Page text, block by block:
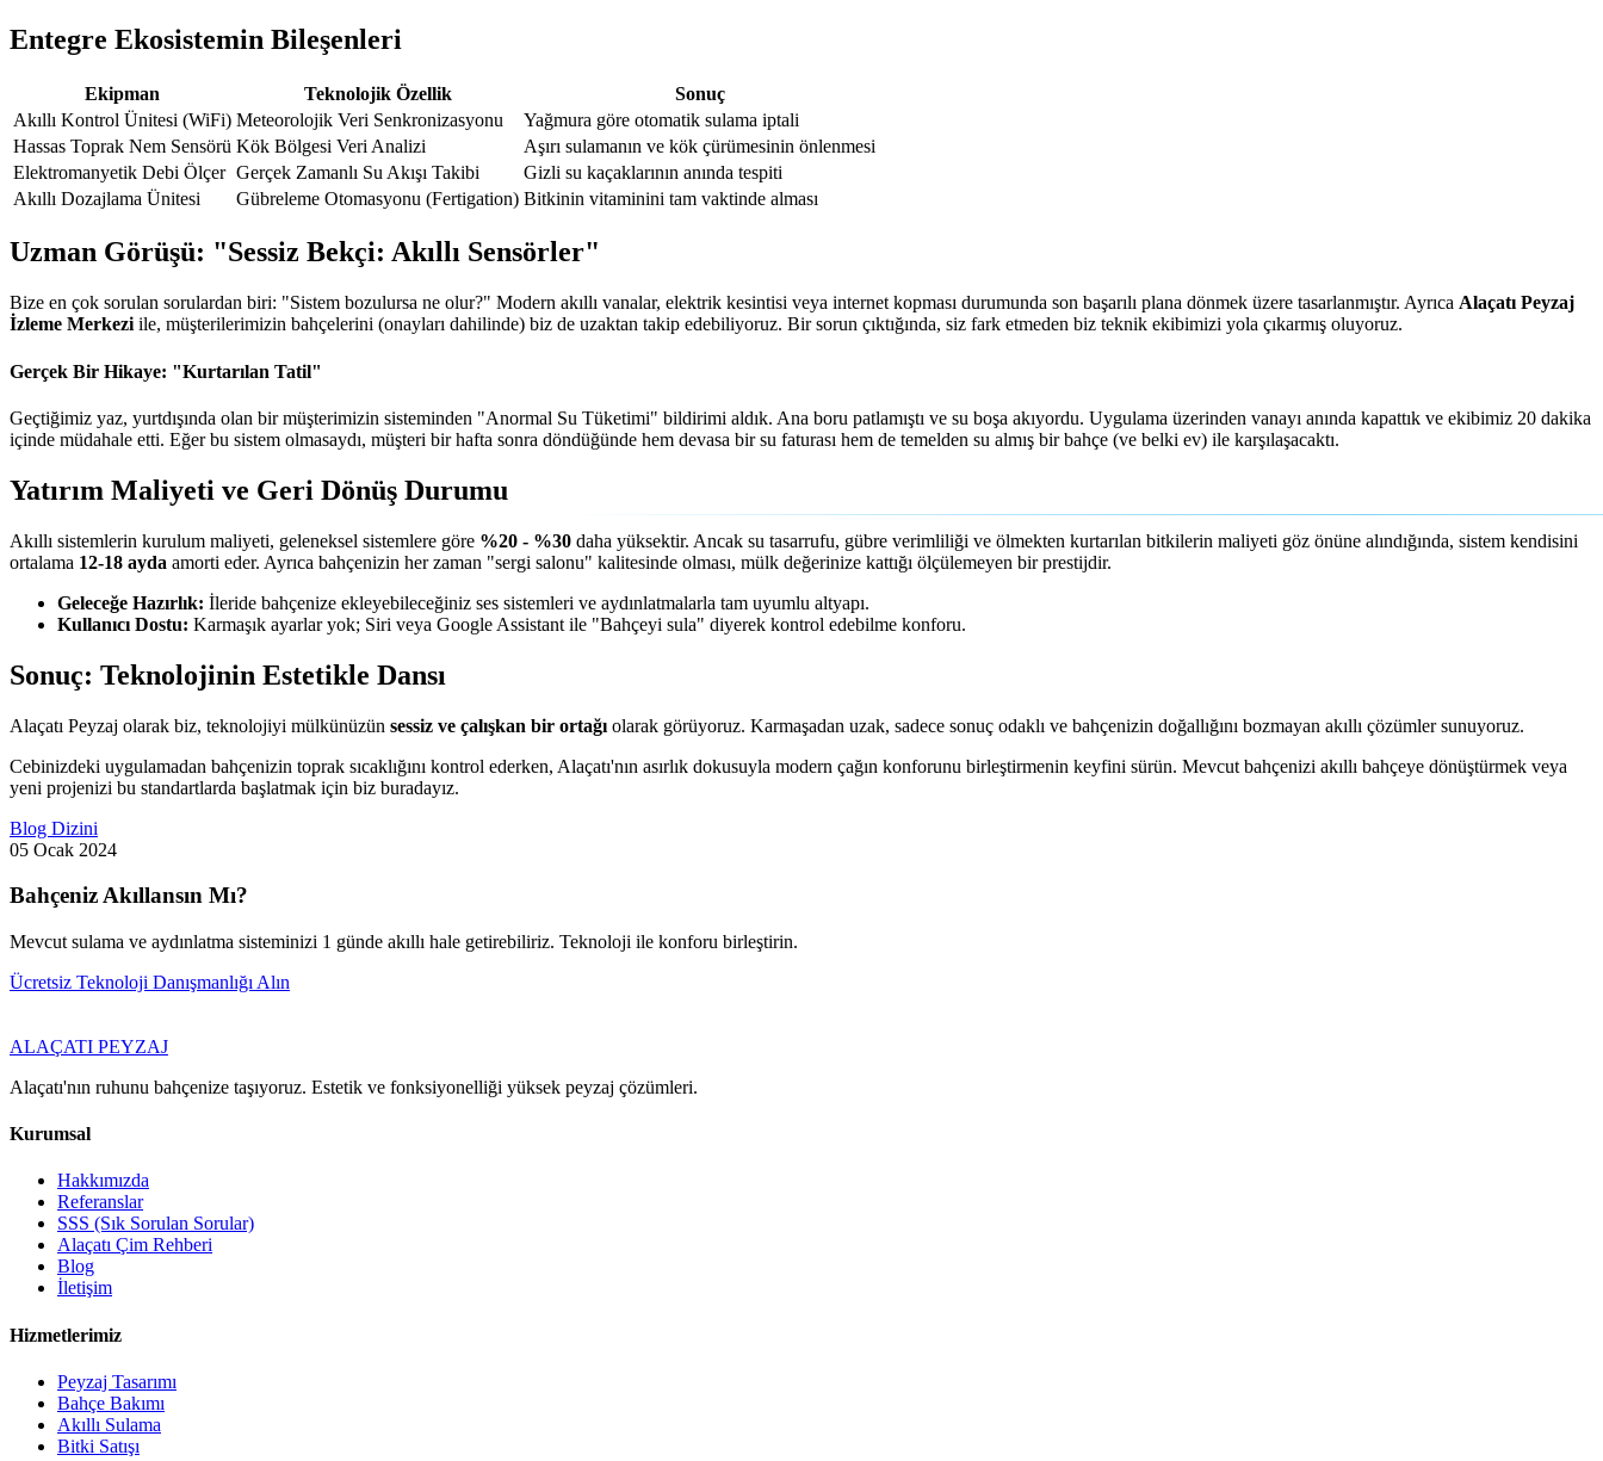
Entegre Ekosistemin Bileşenleri
Ekipman Teknolojik Özellik
Sonuç
Akıllı Kontrol Ünitesi (WiFi) Meteorolojik Veri Senkronizasyonu
Yağmura göre otomatik sulama iptali
Hassas Toprak Nem Sensörü Kök Bölgesi Veri Analizi
Aşırı sulamanın ve kök çürümesinin önlenmesi
Elektromanyetik Debi Ölçer Gerçek Zamanlı Su Akışı Takibi
Gizli su kaçaklarının anında tespiti
Akıllı Dozajlama Ünitesi
Gübreleme Otomasyonu (Fertigation) Bitkinin vitaminini tam vaktinde alması
Uzman Görüşü: "Sessiz Bekçi: Akıllı Sensörler"
Bize en çok sorulan sorulardan biri: "Sistem bozulursa ne olur?" Modern akıllı vanalar, elektrik kesintisi veya internet kopması durumunda son başarılı plana dönmek üzere tasarlanmıştır. Ayrıca Alaçatı Peyzaj
İzleme Merkezi ile, müşterilerimizin bahçelerini (onayları dahilinde) biz de uzaktan takip edebiliyoruz. Bir sorun çıktığında, siz fark etmeden biz teknik ekibimizi yola çıkarmış oluyoruz.
Gerçek Bir Hikaye: "Kurtarılan Tatil"
Geçtiğimiz yaz, yurtdışında olan bir müşterimizin sisteminden "Anormal Su Tüketimi" bildirimi aldık. Ana boru patlamıştı ve su boşa akıyordu. Uygulama üzerinden vanayı anında kapattık ve ekibimiz 20 dakika
içinde müdahale etti. Eğer bu sistem olmasaydı, müşteri bir hafta sonra döndüğünde hem devasa bir su faturası hem de temelden su almış bir bahçe (ve belki ev) ile karşılaşacaktı.
Yatırım Maliyeti ve Geri Dönüş Durumu
Akıllı sistemlerin kurulum maliyeti, geleneksel sistemlere göre %20 - %30 daha yüksektir. Ancak su tasarrufu, gübre verimliliği ve ölmekten kurtarılan bitkilerin maliyeti göz önüne alındığında, sistem kendisini
ortalama 12-18 ayda amorti eder. Ayrıca bahçenizin her zaman "sergi salonu" kalitesinde olması, mülk değerinize kattığı ölçülemeyen bir prestijdir.
Geleceğe Hazırlık: İleride bahçenize ekleyebileceğiniz ses sistemleri ve aydınlatmalarla tam uyumlu altyapı.
Kullanıcı Dostu: Karmaşık ayarlar yok; Siri veya Google Assistant ile "Bahçeyi sula" diyerek kontrol edebilme konforu.
Sonuç: Teknolojinin Estetikle Dansı
Alaçatı Peyzaj olarak biz, teknolojiyi mülkünüzün sessiz ve çalışkan bir ortağı olarak görüyoruz. Karmaşadan uzak, sadece sonuç odaklı ve bahçenizin doğallığını bozmayan akıllı çözümler sunuyoruz.
Cebinizdeki uygulamadan bahçenizin toprak sıcaklığını kontrol ederken, Alaçatı'nın asırlık dokusuyla modern çağın konforunu birleştirmenin keyfini sürün. Mevcut bahçenizi akıllı bahçeye dönüştürmek veya
yeni projenizi bu standartlarda başlatmak için biz buradayız.
Blog Dizini
05 Ocak 2024
Bahçeniz Akıllansın Mı?
Mevcut sulama ve aydınlatma sisteminizi 1 günde akıllı hale getirebiliriz. Teknoloji ile konforu birleştirin.
Ücretsiz Teknoloji Danışmanlığı Alın
ALAÇATI PEYZAJ
Alaçatı'nın ruhunu bahçenize taşıyoruz. Estetik ve fonksiyonelliği yüksek peyzaj çözümleri.
Kurumsal
Hakkımızda
Referanslar
SSS (Sık Sorulan Sorular)
Alaçatı Çim Rehberi
Blog
İletişim
Hizmetlerimiz
Peyzaj Tasarımı
Bahçe Bakımı
Akıllı Sulama
Bitki Satışı